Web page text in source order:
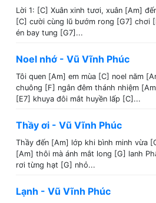
Lời 1: [C] Xuân xinh tươi, xuân [Am]
[C] cười cùng lũ bướm rong [G7] chơi
én bay tung [G7]...
Noel nhớ - Vũ Vĩnh Phúc
Tôi quen [Am] em mùa [C] noel năm
chuông [F] ngân đêm thánh nhiệm
[E7] khuya đôi mắt huyền lấp [C]...
Thầy ơi - Vũ Vĩnh Phúc
Thầy đến [Am] lớp khi bình minh vừa
[Am] thôi mà ánh mắt long [G] lanh
rơi từng hạt [G] nhỏ...
Lạnh - Vũ Vĩnh Phúc